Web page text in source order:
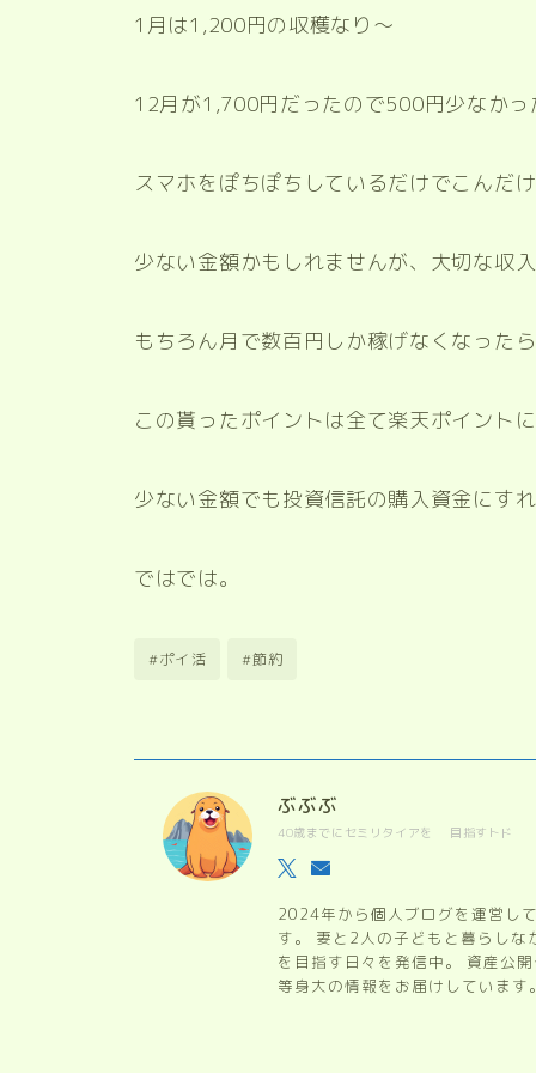
1月は1,200円の収穫なり〜
12月が1,700円だったので500円少なか
スマホをぽちぽちしているだけでこんだ
少ない金額かもしれませんが、大切な収
もちろん月で数百円しか稼げなくなった
この貰ったポイントは全て楽天ポイント
少ない金額でも投資信託の購入資金にす
ではでは。
#ポイ活 #節約
ぶぶぶ
40歳までにセミリタイアを 目指すトド
2024年から個人ブログを運営し
す。 妻と2人の子どもと暮らし
を目指す日々を発信中。 資産公
等身大の情報をお届けしています